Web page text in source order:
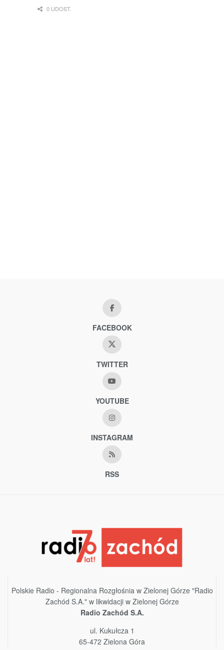
0 UDOST.
FACEBOOK
TWITTER
YOUTUBE
INSTAGRAM
RSS
Polskie Radio - Regionalna Rozgłośnia w Zielonej Górze "Radio
Zachód S.A." w likwidacji w Zielonej Górze
Radio Zachód S.A.
ul. Kukułcza 1
65-472 Zielona Góra